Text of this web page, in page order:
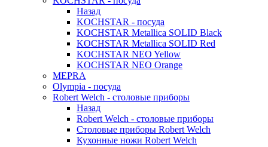
Назад
KOCHSTAR - посуда
KOCHSTAR Metallica SOLID Black
KOCHSTAR Metallica SOLID Red
KOCHSTAR NEO Yellow
KOCHSTAR NEO Orange
MEPRA
Olympia - посуда
Robert Welch - столовые приборы
Назад
Robert Welch - столовые приборы
Столовые приборы Robert Welch
Кухонные ножи Robert Welch